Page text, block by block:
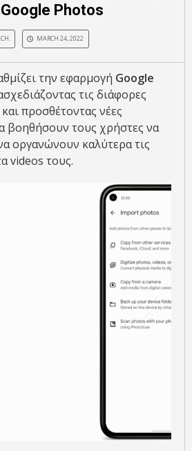
Photos
MARCH 24, 2022
την εφαρμογή Google
τις διάφορες
προσθέτοντας νέες
βοηθήσουν τους χρήστες να
οργανώνουν καλύτερα τις
videos τους.